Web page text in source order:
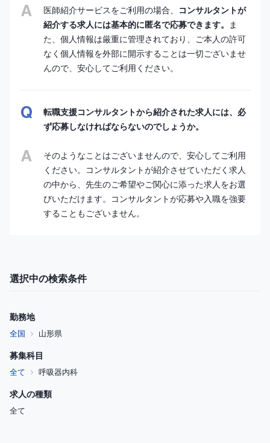
医師紹介サービスをご利用の場合、
コンサルタントが
紹介する求人には基本的に匿名で応募できます。 ま
た、個人情報は厳重に管理されており、ご本人の許可
なく個人情報を外部に開示することは一切ございませ
んので、安心してご利用ください。
転職支援コンサルタントから紹介された求人には、必
ず応募しなければならないのでしょうか。
そのようなことはございませんので、安心してご利用
ください。コンサルタントが紹介させていただく求人
の中から、先生のご希望やご関心に添った求人をお選
びいただけます。コンサルタントが応募や入職を強要
することもございません。
選択中の検索条件
勤務地
全国 山形県
募集科目
全て 呼吸器内科
求人の種類
全て